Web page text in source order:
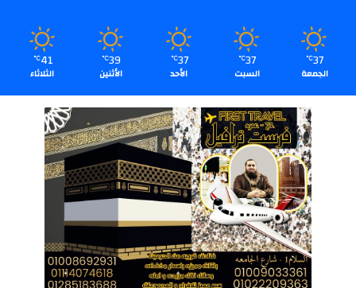
37
℃
الجمعة
37
℃
السبت
37
℃
الأحد
39
℃
الأثنين
41
℃
الثلاثاء